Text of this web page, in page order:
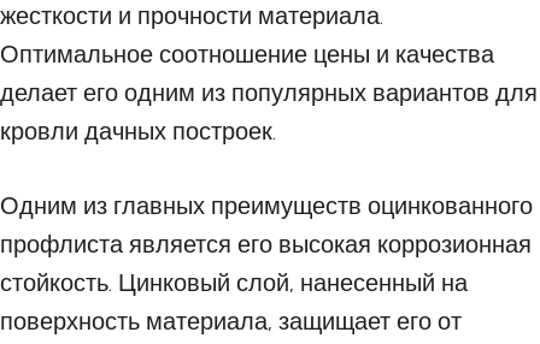
жесткости и прочности материала.
Оптимальное соотношение цены и качества
делает его одним из популярных вариантов для
кровли дачных построек.
Одним из главных преимуществ оцинкованного
профлиста является его высокая коррозионная
стойкость. Цинковый слой, нанесенный на
поверхность материала, защищает его от